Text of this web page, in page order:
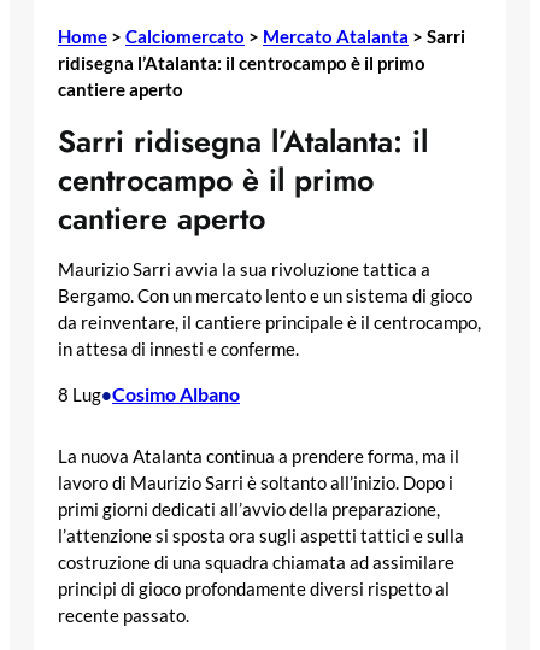
Home > Calciomercato > Mercato Atalanta > Sarri
ridisegna l’Atalanta: il centrocampo è il primo
cantiere aperto
Sarri ridisegna l’Atalanta: il
centrocampo è il primo
cantiere aperto
Maurizio Sarri avvia la sua rivoluzione tattica a
Bergamo. Con un mercato lento e un sistema di gioco
da reinventare, il cantiere principale è il centrocampo,
in attesa di innesti e conferme.
8 Lug•Cosimo Albano
La nuova Atalanta continua a prendere forma, ma il
lavoro di Maurizio Sarri è soltanto all’inizio. Dopo i
primi giorni dedicati all’avvio della preparazione,
l’attenzione si sposta ora sugli aspetti tattici e sulla
costruzione di una squadra chiamata ad assimilare
principi di gioco profondamente diversi rispetto al
recente passato.